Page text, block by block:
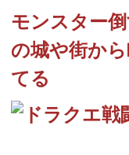
モンスター
の城や街か
てる